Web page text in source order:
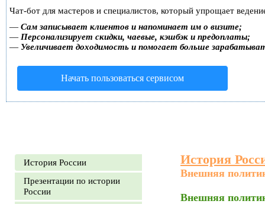
Чат-бот для мастеров и специалистов, который упрощает
— Сам записывает клиентов и напоминает им о визите;
— Персонализирует скидки, чаевые, кэшбэк и предоплаты;
— Увеличивает доходимость и помогает больше
Начать пользоваться сервисом
История России
Презентации по истории
России
История
Внешняя
Внешняя